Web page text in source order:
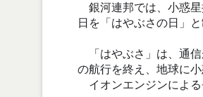
銀河連邦では、小惑星
日を「はやぶさの日」
「はやぶさ」は、通信
の航行を終え、地球に
イオンエンジンによる